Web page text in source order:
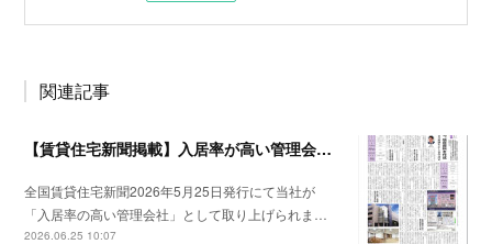
関連記事
【賃貸住宅新聞掲載】入居率が高い管理会社特集
全国賃貸住宅新聞2026年5月25日発行にて当社が
「入居率の高い管理会社」として取り上げられま…
2026.06.25 10:07